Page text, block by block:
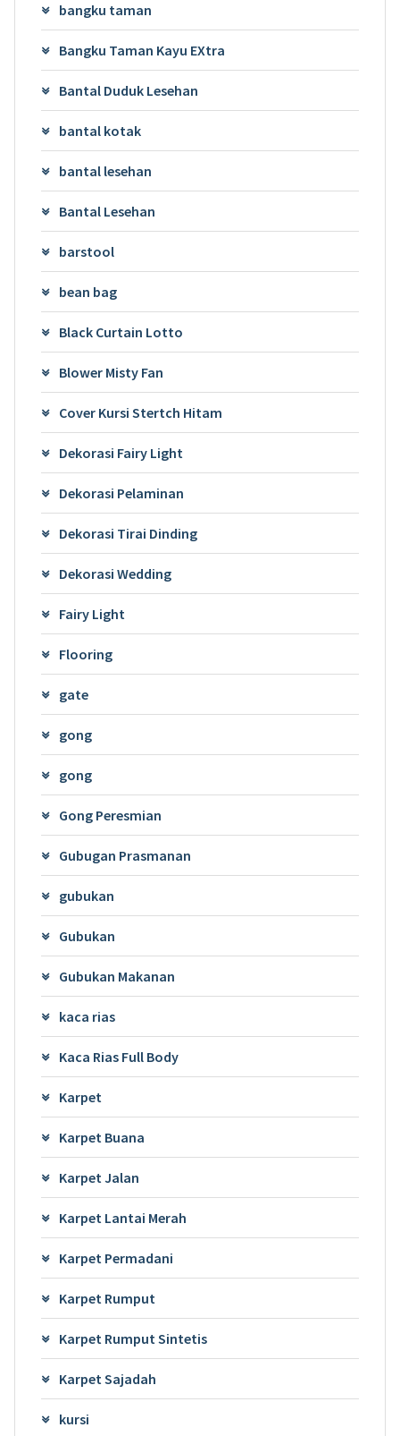
bangku taman
Bangku Taman Kayu EXtra
Bantal Duduk Lesehan
bantal kotak
bantal lesehan
Bantal Lesehan
barstool
bean bag
Black Curtain Lotto
Blower Misty Fan
Cover Kursi Stertch Hitam
Dekorasi Fairy Light
Dekorasi Pelaminan
Dekorasi Tirai Dinding
Dekorasi Wedding
Fairy Light
Flooring
gate
gong
gong
Gong Peresmian
Gubugan Prasmanan
gubukan
Gubukan
Gubukan Makanan
kaca rias
Kaca Rias Full Body
Karpet
Karpet Buana
Karpet Jalan
Karpet Lantai Merah
Karpet Permadani
Karpet Rumput
Karpet Rumput Sintetis
Karpet Sajadah
kursi